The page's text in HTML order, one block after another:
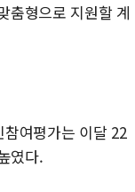
춤형으로 지원할 계
여평가는 이달 22
였다.